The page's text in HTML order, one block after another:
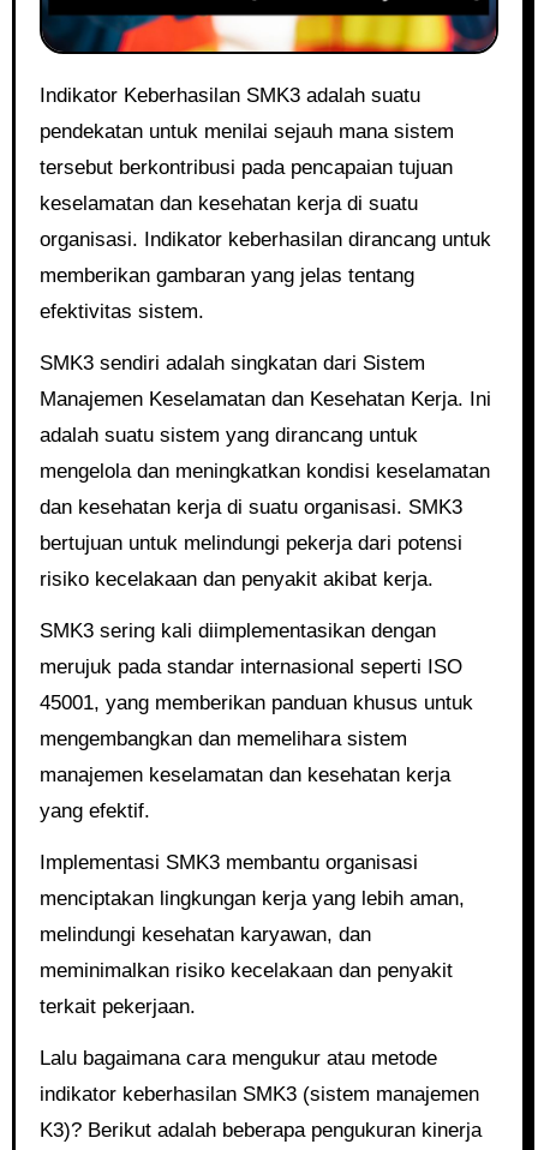
Indikator Keberhasilan SMK3 adalah suatu
pendekatan untuk menilai sejauh mana sistem
tersebut berkontribusi pada pencapaian tujuan
keselamatan dan kesehatan kerja di suatu
organisasi. Indikator keberhasilan dirancang untuk
memberikan gambaran yang jelas tentang
efektivitas sistem.
SMK3 sendiri adalah singkatan dari Sistem
Manajemen Keselamatan dan Kesehatan Kerja. Ini
adalah suatu sistem yang dirancang untuk
mengelola dan meningkatkan kondisi keselamatan
dan kesehatan kerja di suatu organisasi. SMK3
bertujuan untuk melindungi pekerja dari potensi
risiko kecelakaan dan penyakit akibat kerja.
SMK3 sering kali diimplementasikan dengan
merujuk pada standar internasional seperti ISO
45001, yang memberikan panduan khusus untuk
mengembangkan dan memelihara sistem
manajemen keselamatan dan kesehatan kerja
yang efektif.
Implementasi SMK3 membantu organisasi
menciptakan lingkungan kerja yang lebih aman,
melindungi kesehatan karyawan, dan
meminimalkan risiko kecelakaan dan penyakit
terkait pekerjaan.
Lalu bagaimana cara mengukur atau metode
indikator keberhasilan SMK3 (sistem manajemen
K3)? Berikut adalah beberapa pengukuran kinerja